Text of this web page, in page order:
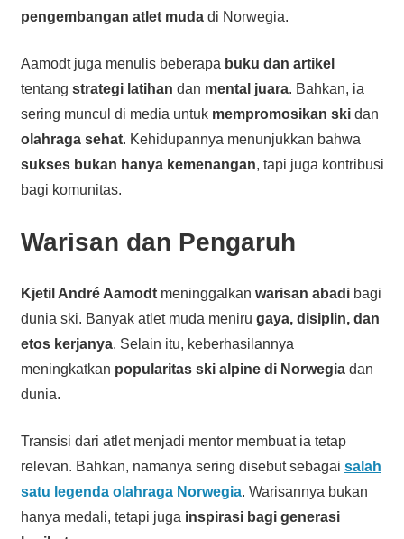
pengembangan atlet mudadi Norwegia.
Aamodt juga menulis beberapa buku dan artikel
tentang strategi latihan dan mental juara. Bahkan, ia
sering muncul di media untuk mempromosikan skidan
olahraga sehat. Kehidupannya menunjukkan bahwa
sukses bukan hanya kemenangan, tapi juga kontribusi
bagi komunitas.
Warisan dan Pengaruh
Kjetil André Aamodtmeninggalkan warisan abadibagi
dunia ski. Banyak atlet muda meniru gaya, disiplin, dan
etos kerjanya. Selain itu, keberhasilannya
meningkatkan popularitas ski alpine di Norwegiadan
dunia.
Transisi dari atlet menjadi mentor membuat ia tetap
relevan. Bahkan, namanya sering disebut sebagai salah
satu legenda olahraga Norwegia. Warisannya bukan
hanya medali, tetapi juga inspirasi bagi generasi